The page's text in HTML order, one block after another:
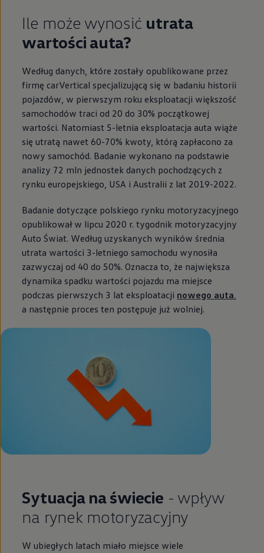
Ile może wynosić utrata
wartości auta?
Według danych, które zostały opublikowane przez
firmę carVertical specjalizującą się w badaniu historii
pojazdów, w pierwszym roku eksploatacji większość
samochodów traci od 20 do 30% początkowej
wartości. Natomiast 5-letnia eksploatacja auta wiąże
się utratą nawet 60-70% kwoty, którą zapłacono za
nowy samochód. Badanie wykonano na podstawie
analizy 72 mln jednostek danych pochodzących z
rynku europejskiego, USA i Australii z lat 2019-2022.
Badanie dotyczące polskiego rynku motoryzacyjnego
opublikował w lipcu 2020 r. tygodnik motoryzacyjny
Auto Świat. Według uzyskanych wyników średnia
utrata wartości 3-letniego samochodu wynosiła
zazwyczaj od 40 do 50%. Oznacza to, że największa
dynamika spadku wartości pojazdu ma miejsce
podczas pierwszych 3 lat eksploatacji nowego auta,
a następnie proces ten postępuje już wolniej.
Sytuacja na świecie - wpływ
na rynek motoryzacyjny
W ubiegłych latach miało miejsce wiele